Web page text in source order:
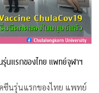
รุ่นแรกของไทย แพทย์จุฬาฯ
คซีนรุ่นแรกของไทย แพทย์